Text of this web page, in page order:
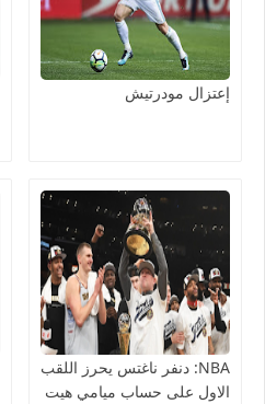
إعتزال مودرتيش
NBA: دنفر ناغتس يحرز اللقب
الاول على حساب ميامي هيت